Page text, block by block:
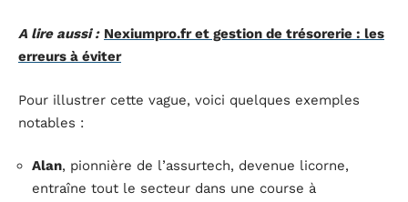
A lire aussi : Nexiumpro.fr et gestion de trésorerie : les
erreurs à éviter
Pour illustrer cette vague, voici quelques exemples
notables :
Alan, pionnière de l’assurtech, devenue licorne,
entraîne tout le secteur dans une course à